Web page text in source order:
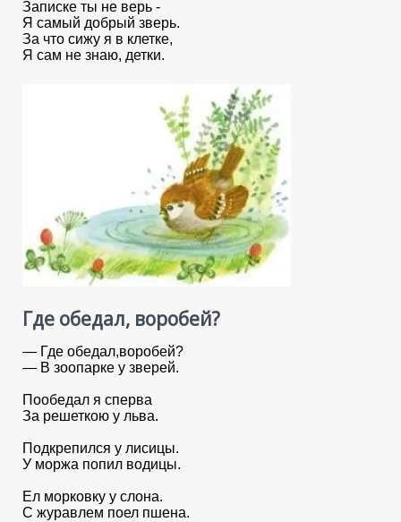
Записке ты не верь -
Я самый добрый зверь.
За что сижу я в клетке,
Я сам не знаю, детки.
Где обедал, воробей?
— Где обедал,воробей?
— В зоопарке у зверей.
Пообедал я сперва
За решеткою у льва.
Подкрепился у лисицы.
У моржа попил водицы.
Ел морковку у слона.
С журавлем поел пшена.